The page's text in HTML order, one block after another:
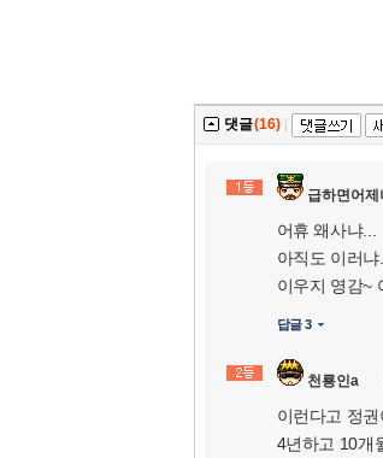
댓글(16)
급하면어
어휴 왜사냐...
아직도 이러냐...
이우지 영감~
답글 3
천룡인a
이런다고 정
4년하고 10개